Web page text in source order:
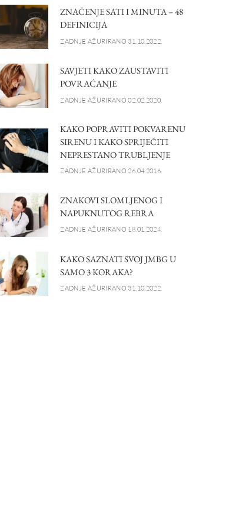
ZNAČENJE SATI I MINUTA – 48
DEFINICIJA
ZADNJE AŽURIRANO 31.10.2022.
SAVJETI KAKO ZAUSTAVITI
POVRAĆANJE
ZADNJE AŽURIRANO 02.02.2020.
KAKO POPRAVITI POKVARENU
SIRENU I KAKO SPRIJEČITI
NEPRESTANO TRUBLJENJE
ZADNJE AŽURIRANO 26.04.2016.
ZNAKOVI SLOMLJENOG I
NAPUKNUTOG REBRA
ZADNJE AŽURIRANO 18.01.2024.
KAKO SAZNATI SVOJ JMBG U
SAMO 3 KORAKA?
ZADNJE AŽURIRANO 31.10.2022.